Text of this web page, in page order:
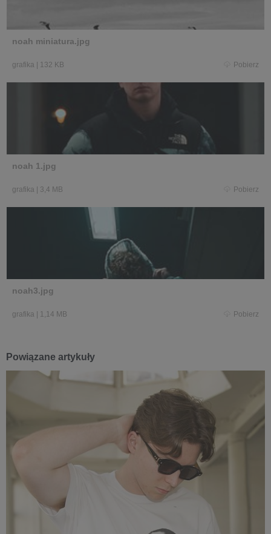
noah miniatura.jpg
grafika 132 KB Pobierz
noah 1.jpg
grafika 3,4 MB Pobierz
noah3.jpg
grafika 1,14 MB Pobierz
Powiązane artykuły